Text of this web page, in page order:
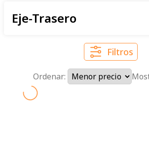
Eje-Trasero
Filtros
Ordenar: